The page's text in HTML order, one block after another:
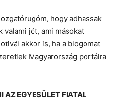
hogy adhassak
valami jót, ami másokat
akkor is, ha a blogomat
Magyarország portálra
AZ EGYESÜLET FIATAL